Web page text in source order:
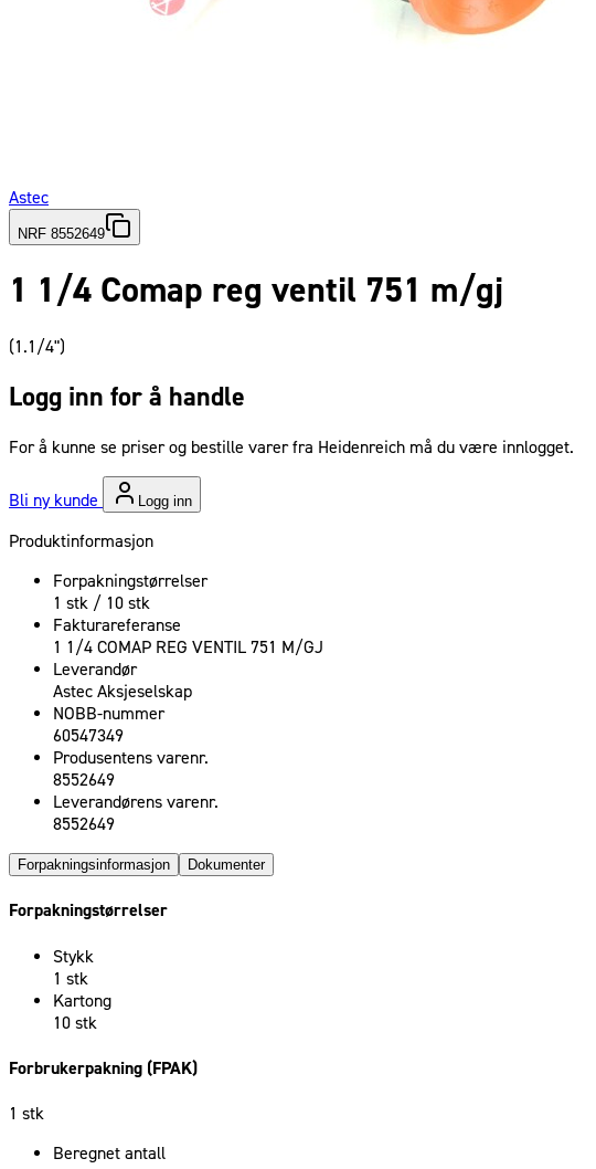
Astec
NRF 8552649
1 1/4 Comap reg ventil 751 m/gj
(1.1/4")
Logg inn for å handle
For å kunne se priser og bestille varer fra Heidenreich må du være innlogget.
Bli ny kunde Logg inn
Produktinformasjon
Forpakningstørrelser
1 stk / 10 stk
Fakturareferanse
1 1/4 COMAP REG VENTIL 751 M/GJ
Leverandør
Astec Aksjeselskap
NOBB-nummer
60547349
Produsentens varenr.
8552649
Leverandørens varenr.
8552649
Forpakningsinformasjon Dokumenter
Forpakningstørrelser
Stykk
1 stk
Kartong
10 stk
Forbrukerpakning (FPAK)
1 stk
Beregnet antall